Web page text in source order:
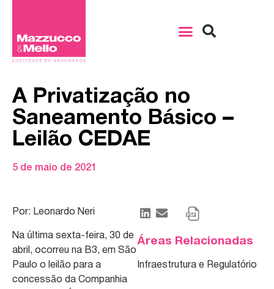
A Privatização no
Saneamento Básico –
Leilão CEDAE
5 de maio de 2021
Por: Leonardo Neri
Na última sexta-feira, 30 de
abril, ocorreu na B3, em São
Paulo o leilão para a
concessão da Companhia
Áreas Relacionadas
Infraestrutura e Regulatório